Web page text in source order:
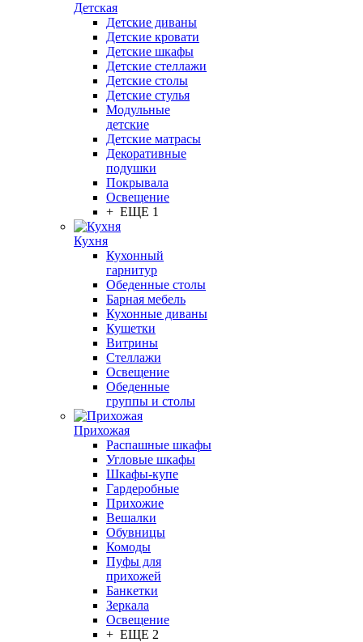
Детская
Детские диваны
Детские кровати
Детские шкафы
Детские стеллажи
Детские столы
Детские стулья
Модульные
детские
Детские матрасы
Декоративные
подушки
Покрывала
Освещение
+ ЕЩЕ 1
Кухня
Кухонный
гарнитур
Обеденные столы
Барная мебель
Кухонные диваны
Кушетки
Витрины
Стеллажи
Освещение
Обеденные
группы и столы
Прихожая
Распашные шкафы
Угловые шкафы
Шкафы-купе
Гардеробные
Прихожие
Вешалки
Обувницы
Комоды
Пуфы для
прихожей
Банкетки
Зеркала
Освещение
+ ЕЩЕ 2